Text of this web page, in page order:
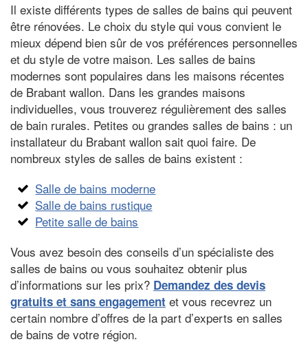
Il existe différents types de salles de bains qui peuvent
être rénovées. Le choix du style qui vous convient le
mieux dépend bien sûr de vos préférences personnelles
et du style de votre maison. Les salles de bains
modernes sont populaires dans les maisons récentes
de Brabant wallon. Dans les grandes maisons
individuelles, vous trouverez régulièrement des salles
de bain rurales. Petites ou grandes salles de bains : un
installateur du Brabant wallon sait quoi faire. De
nombreux styles de salles de bains existent :
Salle de bains moderne
Salle de bains rustique
Petite salle de bains
Vous avez besoin des conseils d’un spécialiste des
salles de bains ou vous souhaitez obtenir plus
d’informations sur les prix? Demandez des devis
gratuits et sans engagement et vous recevrez un
certain nombre d’offres de la part d’experts en salles
de bains de votre région.